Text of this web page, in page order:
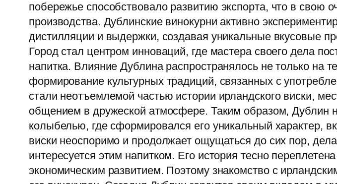
побережье способствовало развитию экспорта, что в свою
производства. Дублинские винокурни активно
дистилляции и выдержки, создавая уникальные вкусовые
Город стал центром инноваций, где мастера своего дела
напитка. Влияние Дублина распространялось не только на
формирование культурных традиций, связанных с
стали неотъемлемой частью истории ирландского виски,
общением в дружеской атмосфере. Таким образом, Дублин
колыбелью, где сформировался его уникальный характер,
виски неоспоримо и продолжает ощущаться до сих пор,
интересуется этим напитком. Его история тесно
экономическим развитием. Поэтому знакомство с